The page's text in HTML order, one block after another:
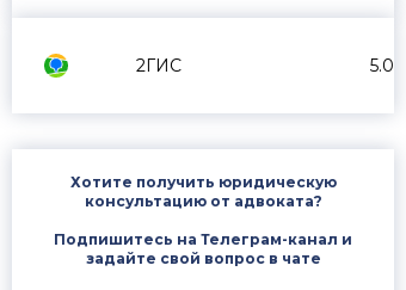
2ГИС 5.0
Хотите получить юридическую
консультацию от адвоката?
Подпишитесь на Телеграм-канал и
задайте свой вопрос в чате